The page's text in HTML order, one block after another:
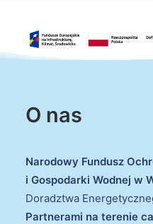
O nas
Narodowy Fundusz
i Gospodarki Wodnej w
Doradztwa
Partnerami na terenie